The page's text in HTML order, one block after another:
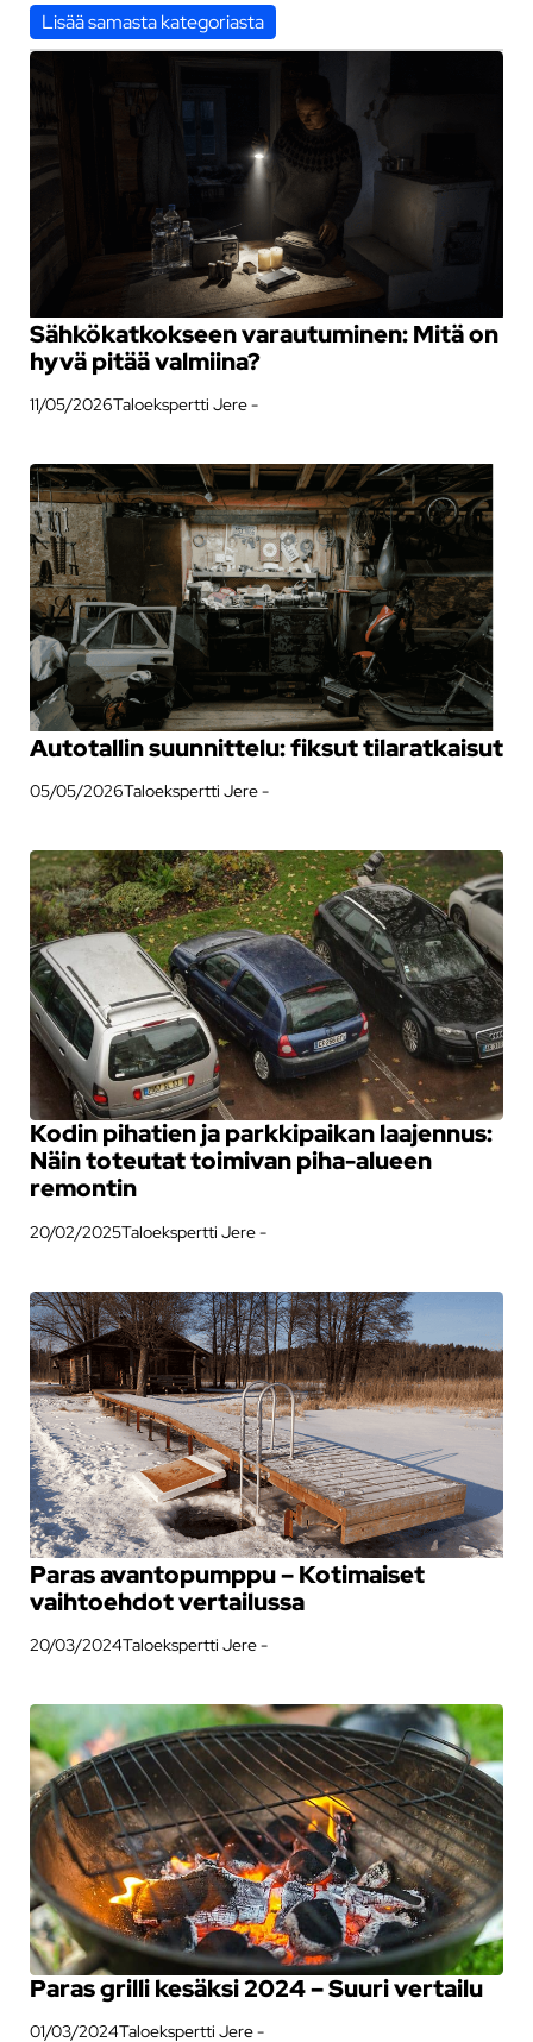
Lisää samasta kategoriasta
Sähkökatkokseen varautuminen: Mitä on
hyvä pitää valmiina?
11/05/2026Taloekspertti Jere -
Autotallin suunnittelu: fiksut tilaratkaisut
05/05/2026Taloekspertti Jere -
Kodin pihatien ja parkkipaikan laajennus:
Näin toteutat toimivan piha-alueen
remontin
20/02/2025Taloekspertti Jere -
Paras avantopumppu – Kotimaiset
vaihtoehdot vertailussa
20/03/2024Taloekspertti Jere -
Paras grilli kesäksi 2024 – Suuri vertailu
01/03/2024Taloekspertti Jere -